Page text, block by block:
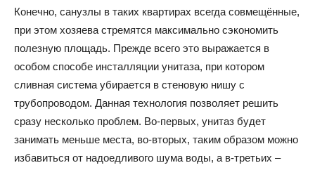
Конечно, санузлы в таких квартирах всегда совмещённые,
при этом хозяева стремятся максимально сэкономить
полезную площадь. Прежде всего это выражается в
особом способе инсталляции унитаза, при котором
сливная система убирается в стеновую нишу с
трубопроводом. Данная технология позволяет решить
сразу несколько проблем. Во-первых, унитаз будет
занимать меньше места, во-вторых, таким образом можно
избавиться от надоедливого шума воды, а в-третьих –